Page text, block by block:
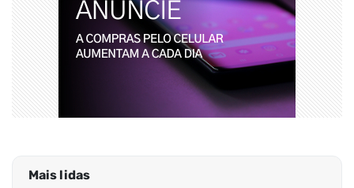
Mais lidas